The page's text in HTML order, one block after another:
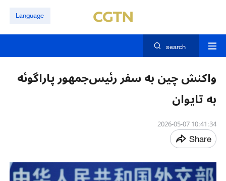
Language
search
واکنش چین به سفر رئیس‌جمهور پاراگوئه
به تایوان
10:41:34 2026-05-07
Share